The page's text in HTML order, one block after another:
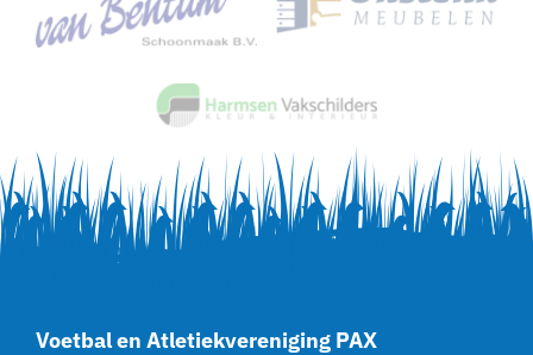
Voetbal en Atletiekvereniging PAX